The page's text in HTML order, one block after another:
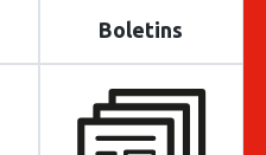
Boletins